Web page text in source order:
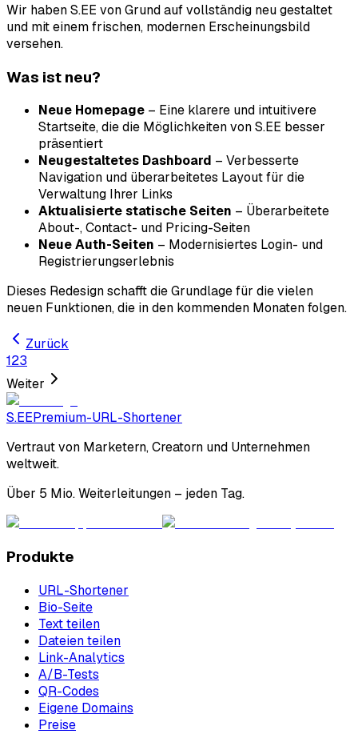
Wir haben S.EE von Grund auf vollständig neu gestaltet
und mit einem frischen, modernen Erscheinungsbild
versehen.
Was ist neu?
Neue Homepage – Eine klarere und intuitivere
Startseite, die die Möglichkeiten von S.EE besser
präsentiert
Neugestaltetes Dashboard – Verbesserte
Navigation und überarbeitetes Layout für die
Verwaltung Ihrer Links
Aktualisierte statische Seiten – Überarbeitete
About-, Contact- und Pricing-Seiten
Neue Auth-Seiten – Modernisiertes Login- und
Registrierungs­erlebnis
Dieses Redesign schafft die Grundlage für die vielen
neuen Funktionen, die in den kommenden Monaten folgen.
Zurück
123
Weiter
S.EEPremium-URL-Shortener
Vertraut von Marketern, Creatorn und Unternehmen
weltweit.
Über 5 Mio. Weiterleitungen – jeden Tag.
Produkte
URL-Shortener
Bio-Seite
Text teilen
Dateien teilen
Link-Analytics
A/B-Tests
QR-Codes
Eigene Domains
Preise